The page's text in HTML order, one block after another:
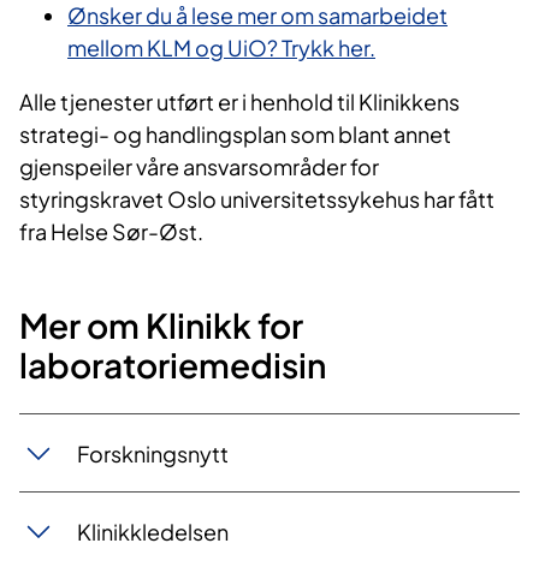
Ønsker du å lese mer om samarbeidet
mellom KLM og UiO? Trykk her.
Alle tjenester utført er i henhold til Klinikkens
strategi- og handlingsplan som blant annet
gjenspeiler våre ansvarsområder for
styringskravet Oslo universitetssykehus har fått
fra Helse Sør-Øst.
Mer om Klinikk for
laboratoriemedisin
Forskningsnytt
Klinikkledelsen